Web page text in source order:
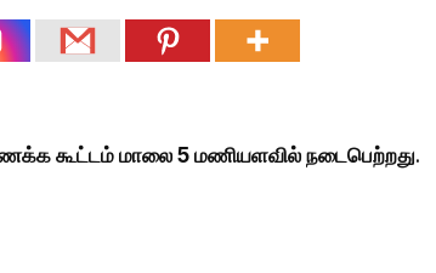
கூட்டம் மாலை 5 மணியளவில் நடைபெற்றது.